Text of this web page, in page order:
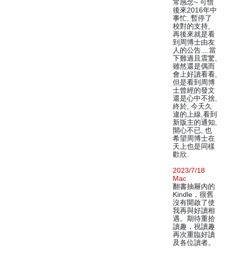
常感念~ 可惜
後來2016年中
事忙, 暫停了
校對的支持,
再後來就是看
到周博士由友
人的公告....當
下難過且震驚,
雖然還是偶而
會上好讀看看,
但是看到周博
士曾經的發文
還是心中不捨,
終於, 今天久
違的上線,看到
新版主的通知,
開心不已, 也
希望周博士在
天上也是同樣
歡欣.
2023/7/18
Mac
翻書抽屜內的
Kindle，很舊
沒有開啟了使
我再與好讀相
遇。期待重拾
讀趣，祝讀趣
再次重臨好讀
及各位讀者。